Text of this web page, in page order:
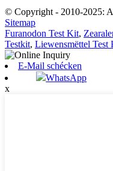
© Copyright - 2010-2025:
Sitemap
Furanodon Test Kit,
Testkit, Liewensmëttel Test
E-Mail schécken
WhatsApp
x